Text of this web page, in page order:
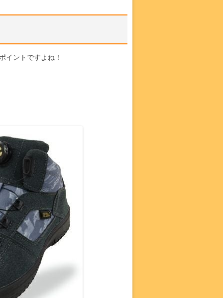
イントですよね！